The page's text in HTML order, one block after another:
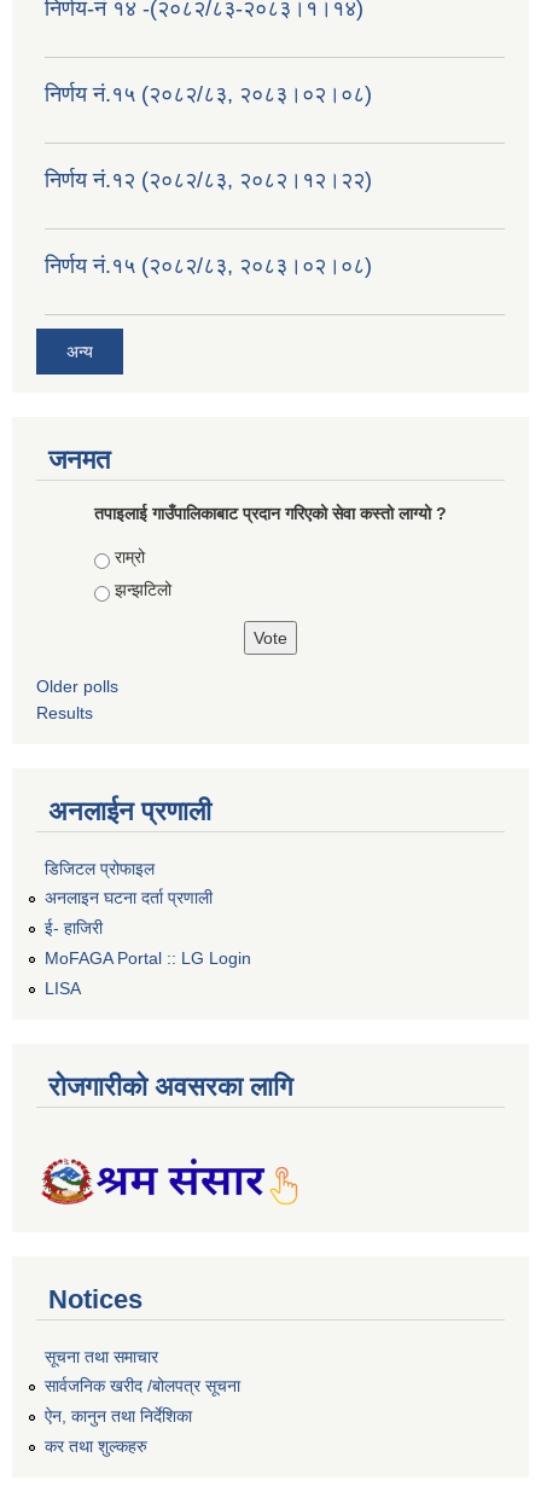
निर्णय-नं १४ -(२०८२/८३-२०८३।१।१४)
निर्णय नं.१५ (२०८२/८३, २०८३।०२।०८)
निर्णय नं.१२ (२०८२/८३, २०८२।१२।२२)
निर्णय नं.१५ (२०८२/८३, २०८३।०२।०८)
अन्य
जनमत
तपाइलाई गाउँपालिकाबाट प्रदान गरिएको सेवा कस्तो लाग्यो ?
Choices
राम्रो
झन्झटिलो
Older polls
Results
अनलाईन प्रणाली
डिजिटल प्रोफाइल
अनलाइन घटना दर्ता प्रणाली
ई- हाजिरी
MoFAGA Portal :: LG Login
LISA
रोजगारीको अवसरका लागि
Notices
सूचना तथा समाचार
सार्वजनिक खरीद /बोलपत्र सूचना
ऐन, कानुन तथा निर्देशिका
कर तथा शुल्कहरु